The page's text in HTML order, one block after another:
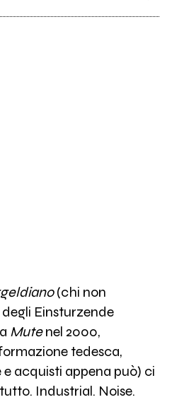
(chi non
Einsturzende
Mutenel 2000,
tedesca,
acquisti appena può) ci
Industrial. Noise.